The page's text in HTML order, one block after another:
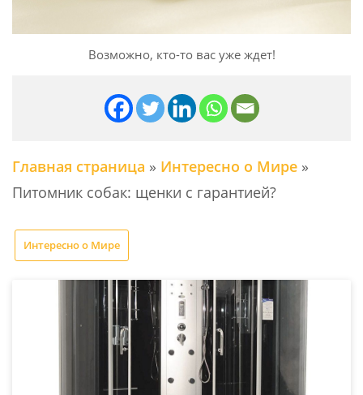
Возможно, кто-то вас уже ждет!
Главная страница » Интересно о Мире »
Питомник собак: щенки с гарантией?
Интересно о Мире